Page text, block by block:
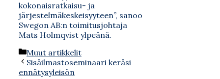
kokonaisratkaisu- ja
järjestelmäkeskeisyyteen”, sanoo
Swegon AB:n toimitusjohtaja
Mats Holmqvist ylpeänä.
Kategoriat
Muut artikkelit
Sisäilmastoseminaari keräsi
ennätysyleisön